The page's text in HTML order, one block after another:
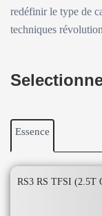
redéfinir le type de
techniques
Essence
RS3 RS TFSI (2.5T